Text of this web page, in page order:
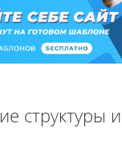
структуры